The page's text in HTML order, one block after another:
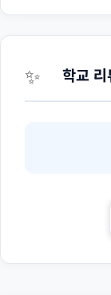
✨ 학교 리